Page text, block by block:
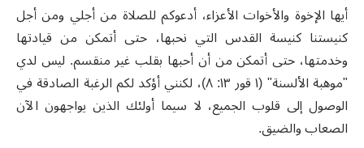
أيها الإخوة والأخوات الأعزاء، أدعوكم للصلاة من أجلي ومن أجل
كنيستنا كنيسة القدس التي نحبها، حتى أتمكن من قيادتها
وخدمتها، حتى أتمكن من أن أحبها بقلب غير منقسم. ليس لدي
"موهبة الألسنة" (١ قور ١٣: ٨)، لكنني أؤكد لكم الرغبة الصادقة في
الوصول إلى قلوب الجميع، لا سيما أولئك الذين يواجهون الآن
الصعاب والضيق.